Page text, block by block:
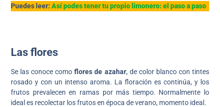
Puedes leer:Así podes tener tu propio limonero: el paso a paso
Las flores
Se las conoce como flores de azahar, de color blanco con tintes
rosado y con un intenso aroma. La floración es continúa, y los
frutos prevalecen en ramas por más tiempo. Normalmente lo
ideal es recolectar los frutos en época de verano, momento ideal.